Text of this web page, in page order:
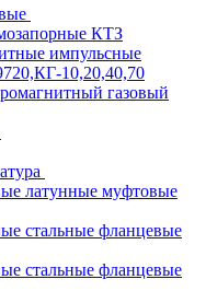
КТЗ
импульсные
10,20,40,70
газовый
латунные муфтовые
стальные фланцевые
стальные фланцевые